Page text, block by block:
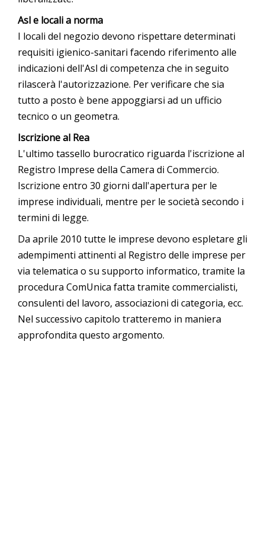
Asl e locali a norma
I locali del negozio devono rispettare determinati
requisiti igienico-sanitari facendo riferimento alle
indicazioni dell'Asl di competenza che in seguito
rilascerà l'autorizzazione. Per verificare che sia
tutto a posto è bene appoggiarsi ad un ufficio
tecnico o un geometra.
Iscrizione al Rea
L'ultimo tassello burocratico riguarda l'iscrizione al
Registro Imprese della Camera di Commercio.
Iscrizione entro 30 giorni dall'apertura per le
imprese individuali, mentre per le società secondo i
termini di legge.
Da aprile 2010 tutte le imprese devono espletare gli
adempimenti attinenti al Registro delle imprese per
via telematica o su supporto informatico, tramite la
procedura ComUnica fatta tramite commercialisti,
consulenti del lavoro, associazioni di categoria, ecc.
Nel successivo capitolo tratteremo in maniera
approfondita questo argomento.